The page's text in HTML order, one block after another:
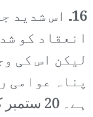
16۔ اس شدید
انعقاد کو
لیکن اس کی
پناہ عوامی
ہے۔ 20